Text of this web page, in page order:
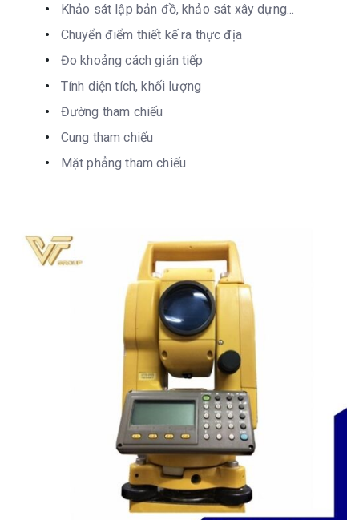
Khảo sát lập bản đồ, khảo sát xây dựng...
Chuyển điểm thiết kế ra thực địa
Đo khoảng cách gián tiếp
Tính diện tích, khối lượng
Đường tham chiếu
Cung tham chiếu
Mặt phẳng tham chiếu